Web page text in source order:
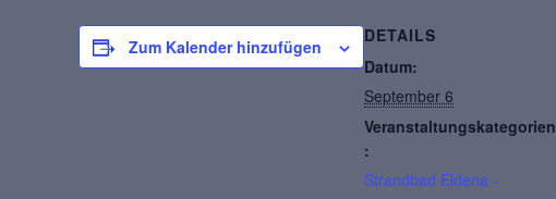
Zum Kalender hinzufügen
DETAILS
Datum:
September 6
Veranstaltungskategorien
:
Strandbad Eldena -